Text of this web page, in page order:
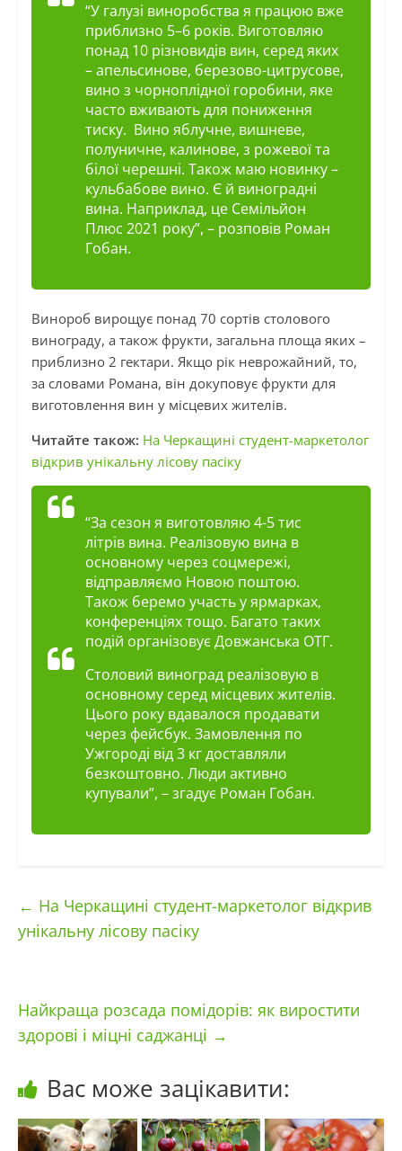
“У галузі виноробства я працюю вже
приблизно 5–6 років. Виготовляю
понад 10 різновидів вин, серед яких
– апельсинове, березово-цитрусове,
вино з чорноплідної горобини, яке
часто вживають для пониження
тиску. Вино яблучне, вишневе,
полуничне, калинове, з рожевої та
білої черешні. Також маю новинку –
кульбабове вино. Є й виноградні
вина. Наприклад, це Семільйон
Плюс 2021 року”, – розповів Роман
Гобан.
Винороб вирощує понад 70 сортів столового
винограду, а також фрукти, загальна площа яких –
приблизно 2 гектари. Якщо рік неврожайний, то,
за словами Романа, він докуповує фрукти для
виготовлення вин у місцевих жителів.
Читайте також: На Черкащині студент-маркетолог
відкрив унікальну лісову пасіку
“За сезон я виготовляю 4-5 тис
літрів вина. Реалізовую вина в
основному через соцмережі,
відправляємо Новою поштою.
Також беремо участь у ярмарках,
конференціях тощо. Багато таких
подій організовує Довжанська ОТГ.
Столовий виноград реалізовую в
основному серед місцевих жителів.
Цього року вдавалося продавати
через фейсбук. Замовлення по
Ужгороді від 3 кг доставляли
безкоштовно. Люди активно
купували”, – згадує Роман Гобан.
← На Черкащині студент-маркетолог відкрив
унікальну лісову пасіку
Найкраща розсада помідорів: як виростити
здорові і міцні саджанці →
Вас може зацікавити: